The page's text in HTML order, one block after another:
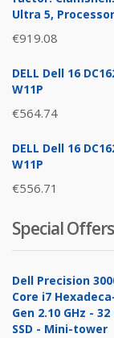
Ultra 5,
€919.08
DELL Dell 16
W11P
€564.74
DELL Dell 16
W11P
€556.71
Special Offers
Dell Precision
Core i7
Gen 2.10 GHz - 32
SSD - Mini-tower